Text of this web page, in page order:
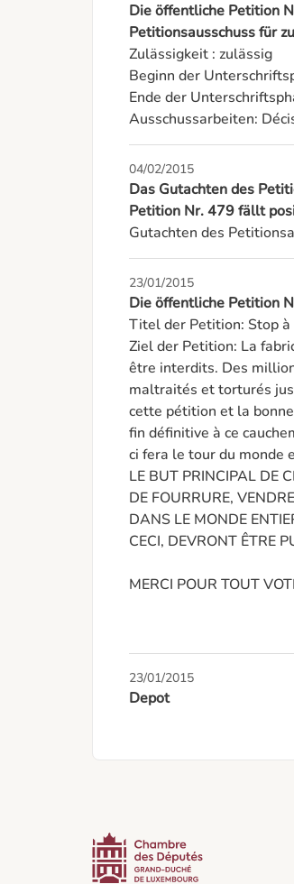
Die öffentliche Petition
Petitionsausschuss für
Zulässigkeit : zulässig
Beginn der
Ende der
Ausschussarbeiten:
04/02/2015
Das Gutachten des
Petition Nr. 479 fällt
Gutachten des
23/01/2015
Die öffentliche Petition
Titel der Petition: Stop à
Ziel der Petition: La
être interdits. Des
maltraités et torturés
cette pétition et la
fin définitive à ce
ci fera le tour du monde
LE BUT PRINCIPAL DE
DE FOURRURE,
DANS LE MONDE
CECI, DEVRONT ÊTRE
MERCI POUR TOUT
23/01/2015
Depot